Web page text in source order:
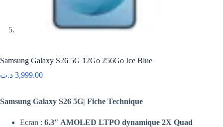
Samsung Galaxy S26 5G 12Go 256Go Ice Blue
3,999.00 د.ت
Samsung Galaxy S26 5G| Fiche Technique
Ecran : 6.3″ AMOLED LTPO dynamique 2X Quad